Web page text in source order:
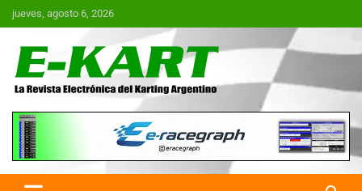
Saltar
al
jueves, agosto 6, 2026
E-Kart.com.ar | La Revista
Electrónica del Karting en
Argentina